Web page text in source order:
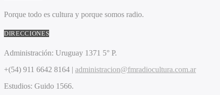
Porque todo es cultura y porque somos radio.
DIRECCIONES
Administración: Uruguay 1371 5° P.
+(54) 911 6642 8164 | administracion@fmradiocultura.com.ar
Estudios: Guido 1566.